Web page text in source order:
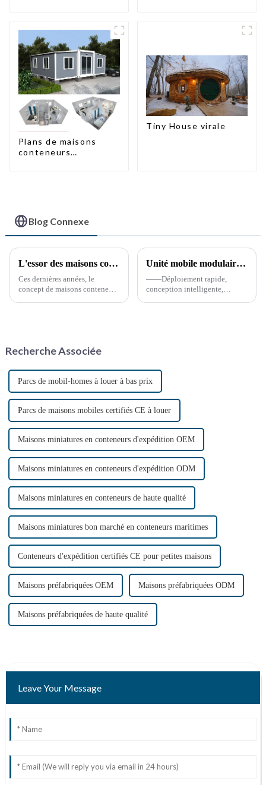
Plans de maisons
conteneurs
Tiny House virale
Blog Connexe
L'essor des maisons conteneurs : une solution de logement durable et innovante
Ces dernières années, le
concept de maisons conteneurs
conteneurs maritimes
Unité mobile modulaire de commandement et de soutien à la lutte contre les incendies (« Mini caserne de pompiers »)
——Déploiement rapide,
conception intelligente,
Recherche Associée
Parcs de mobil-homes à louer à bas prix
Parcs de maisons mobiles certifiés CE à louer
Maisons miniatures en conteneurs d'expédition OEM
Maisons miniatures en conteneurs d'expédition ODM
Maisons miniatures en conteneurs de haute qualité
Maisons miniatures bon marché en conteneurs maritimes
Conteneurs d'expédition certifiés CE pour petites maisons
Maisons préfabriquées OEM Maisons préfabriquées ODM
Maisons préfabriquées de haute qualité
Leave Your Message